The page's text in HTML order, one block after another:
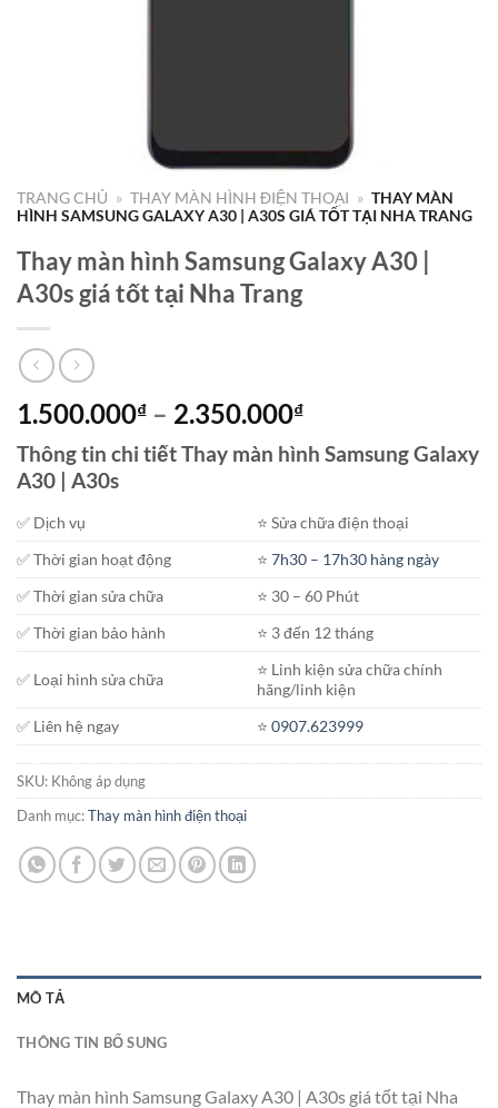
TRANG CHỦ » THAY MÀN HÌNH ĐIỆN THOẠI » THAY MÀN
HÌNH SAMSUNG GALAXY A30 | A30S GIÁ TỐT TẠI NHA TRANG
Thay màn hình Samsung Galaxy A30 |
A30s giá tốt tại Nha Trang
1.500.000₫ – 2.350.000₫Khoảng
giá:
từ
đến
2.350.000₫
Thông tin chi tiết Thay màn hình Samsung Galaxy
A30 | A30s
✅ Dịch vụ
⭐️ Sửa chữa điện thoại
✅ Thời gian hoạt động
⭐️7h30 – 17h30 hàng ngày
✅ Thời gian sửa chữa
⭐️ 30 – 60 Phút
✅ Thời gian bảo hành
⭐️ 3 đến 12 tháng
✅ Loại hình sửa chữa
⭐️ Linh kiện sửa chữa chính
hãng/linh kiện
✅ Liên hệ ngay
⭐️0907.623999
SKU: Không áp dụng
Danh mục:Thay màn hình điện thoại
MÔ TẢ
THÔNG TIN BỔ SUNG
Thay màn hình Samsung Galaxy A30 | A30s giá tốt tại Nha